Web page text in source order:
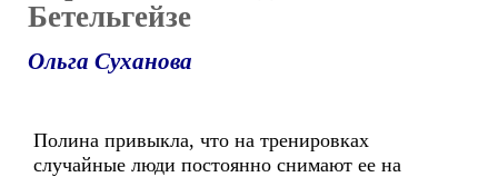
Бетельгейзе
Ольга Суханова
Полина привыкла, что на тренировках
случайные люди постоянно снимают ее на